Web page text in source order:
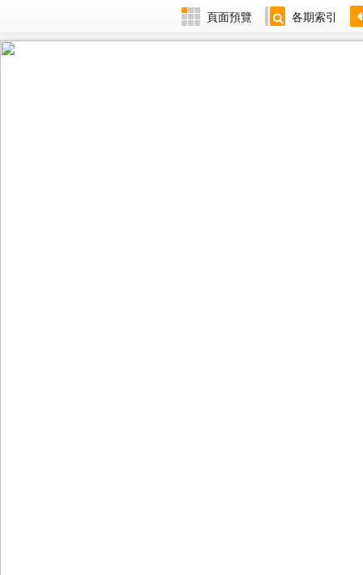
頁面預覽 各期索引